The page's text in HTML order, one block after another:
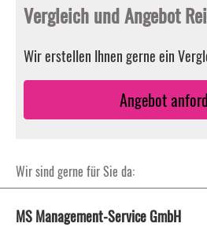
Vergleich und Angebot
Wir erstellen Ihnen gerne ein
An­ge­bot
Wir sind gerne für Sie da:
MS Management-Service GmbH